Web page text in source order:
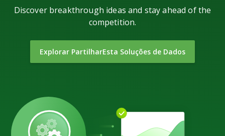
Discover breakthrough ideas and stay ahead of the
competition.
Explorar PartilharEsta Soluções de Dados